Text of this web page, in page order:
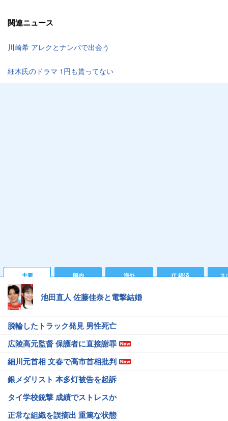
関連ニュース
川崎希 アレクとナンパで出会う
細木氏のドラマ 1円も貰ってない
主要 国内 海外 IT 経済 ス
池田直人 佐藤佳奈と電撃結婚
脱輪したトラック発見 男性死亡
広陵高元監督 保護者に直接謝罪
細川元首相 文春で高市首相批判
銀メダリスト 本多灯被告を起訴
タイ学校銃撃 成績でストレスか
正常な組織を誤摘出 重篤な状態